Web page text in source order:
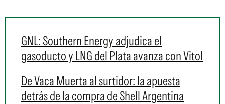
GNL: Southern Energy adjudica el
gasoducto y LNG del Plata avanza con Vitol
De Vaca Muerta al surtidor: la apuesta
detrás de la compra de Shell Argentina